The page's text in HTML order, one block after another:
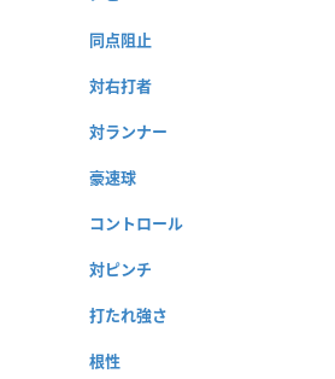
同点阻止
対右打者
対ランナー
豪速球
コントロール
対ピンチ
打たれ強さ
根性